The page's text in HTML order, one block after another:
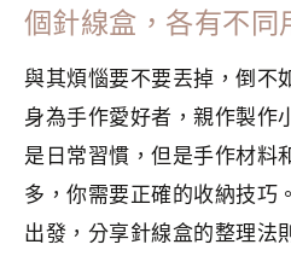
個針線盒，各有不同
與其煩惱要不要丟掉，倒不
身為手作愛好者，親作製作
是日常習慣，但是手作材料
多，你需要正確的收納技巧
出發，分享針線盒的整理法